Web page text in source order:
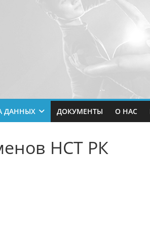
ДАННЫХ ДОКУМЕНТЫ О НАС
НСТ РК